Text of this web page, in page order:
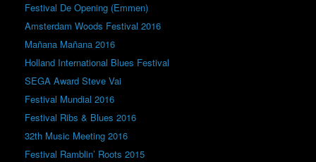
Festival De Opening (Emmen)
Amsterdam Woods Festival 2016
Mañana Mañana 2016
Holland International Blues Festival
SEGA Award Steve Vai
Festival Mundial 2016
Festival Ribs & Blues 2016
32th Music Meeting 2016
Festival Ramblin’ Roots 2015